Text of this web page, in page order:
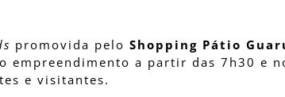
promovida pelo Shopping Pátio
empreendimento a partir das 7h30 e
e visitantes.